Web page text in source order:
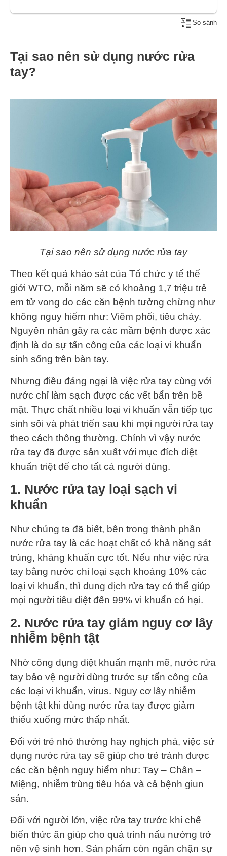
So sánh
Tại sao nên sử dụng nước rửa
tay?
Tại sao nên sử dụng nước rửa tay
Theo kết quả khảo sát của Tổ chức y tế thế
giới WTO, mỗi năm sẽ có khoảng 1,7 triệu trẻ
em tử vong do các căn bệnh tưởng chừng như
không nguy hiểm như: Viêm phổi, tiêu chảy.
Nguyên nhân gây ra các mầm bệnh được xác
định là do sự tấn công của các loại vi khuẩn
sinh sống trên bàn tay.
Nhưng điều đáng ngại là việc rửa tay cùng với
nước chỉ làm sạch được các vết bẩn trên bề
mặt. Thực chất nhiều loại vi khuẩn vẫn tiếp tục
sinh sôi và phát triển sau khi mọi người rửa tay
theo cách thông thường. Chính vì vậy nước
rửa tay đã được sản xuất với mục đích diệt
khuẩn triệt để cho tất cả người dùng.
1. Nước rửa tay loại sạch vi
khuẩn
Như chúng ta đã biết, bên trong thành phần
nước rửa tay là các hoạt chất có khả năng sát
trùng, kháng khuẩn cực tốt. Nếu như việc rửa
tay bằng nước chỉ loại sạch khoảng 10% các
loại vi khuẩn, thì dung dịch rửa tay có thể giúp
mọi người tiêu diệt đến 99% vi khuẩn có hại.
2. Nước rửa tay giảm nguy cơ lây
nhiễm bệnh tật
Nhờ công dụng diệt khuẩn mạnh mẽ, nước rửa
tay bảo vệ người dùng trước sự tấn công của
các loại vi khuẩn, virus. Nguy cơ lây nhiễm
bệnh tật khi dùng nước rửa tay được giảm
thiểu xuống mức thấp nhất.
Đối với trẻ nhỏ thường hay nghịch phá, việc sử
dụng nước rửa tay sẽ giúp cho trẻ tránh được
các căn bệnh nguy hiểm như: Tay – Chân –
Miệng, nhiễm trùng tiêu hóa và cả bệnh giun
sán.
Đối với người lớn, việc rửa tay trước khi chế
biến thức ăn giúp cho quá trình nấu nướng trở
nên vệ sinh hơn. Sản phẩm còn ngăn chặn sự